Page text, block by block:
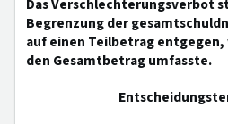
Das Verschlechterungsverbot
Begrenzung der
auf einen Teilbetrag entgegen,
den Gesamtbetrag umfasste.